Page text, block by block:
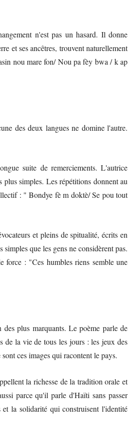
n'est pas un hasard. Il donne
et ses ancêtres, trouvent naturellement
nou mare fon/ Nou pa fèy bwa / k ap
des deux langues ne domine l'autre.
suite de remerciements. L'autrice
simples. Les répétitions donnent au
: " Bondye fè m doktè/ Se pou tout
et pleins de spitualité, écrits en
que les gens ne considèrent pas.
force : "Ces humbles riens semble une
plus marquants. Le poème parle de
de la vie de tous les jours : les jeux des
ces images qui racontent le pays.
la richesse de la tradition orale et
parce qu'il parle d'Haïti sans passer
la solidarité qui construisent l'identité